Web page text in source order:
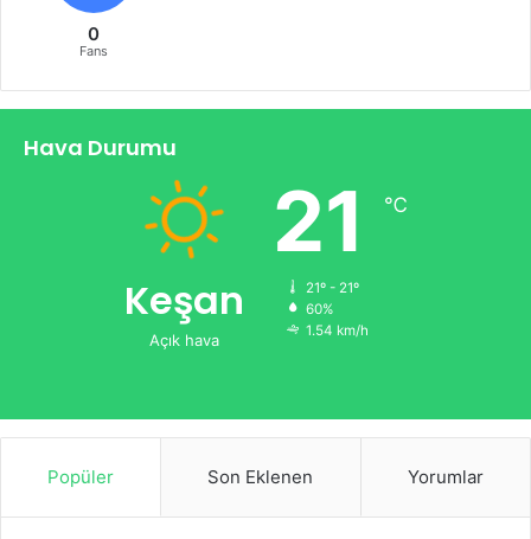
0
Fans
Hava Durumu
Keşan
Açık hava
21 ℃
21º - 21º
60%
1.54 km/h
Popüler Son Eklenen Yorumlar